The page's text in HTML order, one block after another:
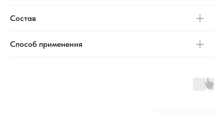
Состав
Способ применения